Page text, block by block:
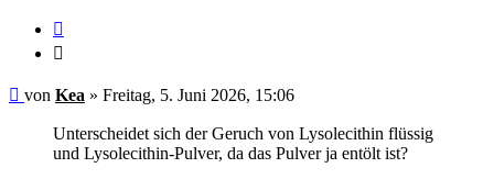
Ungelesener
von Kea » Freitag, 5. Juni 2026, 15:06
Unterscheidet sich der Geruch von Lysolecithin flüssig
und Lysolecithin-Pulver, da das Pulver ja entölt ist?